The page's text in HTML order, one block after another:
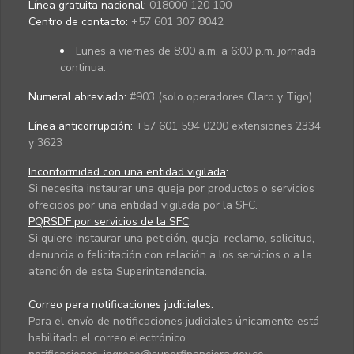
Línea gratuita nacional: 018000 120 100
Centro de contacto: +57 601 307 8042
Lunes a viernes de 8:00 a.m. a 6:00 p.m. jornada
continua.
Numeral abreviado: #903 (solo operadores Claro y Tigo)
Línea anticorrupción: +57 601 594 0200 extensiones 2334
y 3623
Inconformidad con una entidad vigilada:
Si necesita instaurar una queja por productos o servicios
ofrecidos por una entidad vigilada por la SFC.
PQRSDF por servicios de la SFC:
Si quiere instaurar una petición, queja, reclamo, solicitud,
denuncia o felicitación con relación a los servicios o a la
atención de esta Superintendencia.
Correo para notificaciones judiciales:
Para el envío de notificaciones judiciales únicamente está
habilitado el correo electrónico